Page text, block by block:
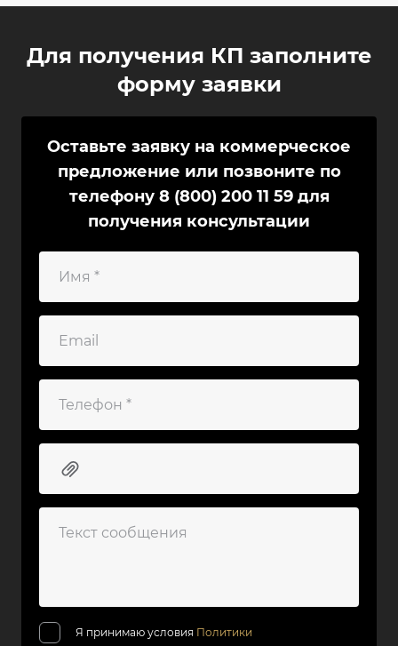
Для получения КП заполните
форму заявки
Оставьте заявку на коммерческое
предложение или позвоните по
телефону 8 (800) 200 11 59для
получения консультации
Я принимаю условия Политики